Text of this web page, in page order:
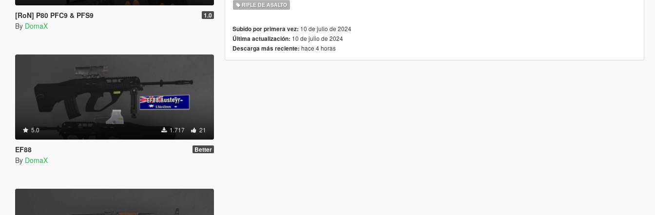
[RoN] P80 PFC9 & PFS9 1.0
By DomaX
5.0 1.717 21
EF88 Better
By DomaX
RIFLE DE ASALTO
Subido por primera vez: 10 de julio de 2024
Última actualización: 10 de julio de 2024
Descarga más reciente: hace 4 horas